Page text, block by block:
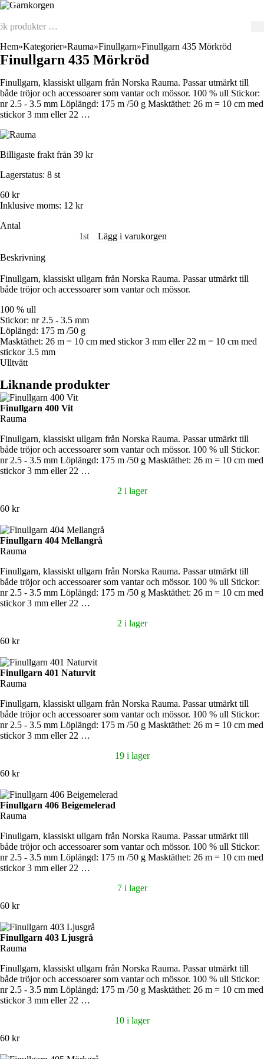
Hem Kategorier Rauma Finullgarn Finullgarn 435 Mörkröd
Finullgarn 435 Mörkröd
Finullgarn, klassiskt ullgarn från Norska Rauma. Passar utmärkt till
både tröjor och accessoarer som vantar och mössor. 100 % ull Stickor:
nr 2.5 - 3.5 mm Löplängd: 175 m /50 g Masktäthet: 26 m = 10 cm med
stickor 3 mm eller 22 …
Billigaste frakt från 39 kr
Lagerstatus: 8 st
60 kr
Inklusive moms: 12 kr
Antal
st
Lägg i varukorgen
Beskrivning
Finullgarn, klassiskt ullgarn från Norska Rauma. Passar utmärkt till
både tröjor och accessoarer som vantar och mössor.
100 % ull
Stickor: nr 2.5 - 3.5 mm
Löplängd: 175 m /50 g
Masktäthet: 26 m = 10 cm med stickor 3 mm eller 22 m = 10 cm med
stickor 3.5 mm
Ulltvätt
Liknande produkter
Finullgarn 400 Vit
Rauma
Finullgarn, klassiskt ullgarn från Norska Rauma. Passar utmärkt till
både tröjor och accessoarer som vantar och mössor. 100 % ull Stickor:
nr 2.5 - 3.5 mm Löplängd: 175 m /50 g Masktäthet: 26 m = 10 cm med
stickor 3 mm eller 22 …
2 i lager
60 kr
Finullgarn 404 Mellangrå
Rauma
Finullgarn, klassiskt ullgarn från Norska Rauma. Passar utmärkt till
både tröjor och accessoarer som vantar och mössor. 100 % ull Stickor:
nr 2.5 - 3.5 mm Löplängd: 175 m /50 g Masktäthet: 26 m = 10 cm med
stickor 3 mm eller 22 …
2 i lager
60 kr
Finullgarn 401 Naturvit
Rauma
Finullgarn, klassiskt ullgarn från Norska Rauma. Passar utmärkt till
både tröjor och accessoarer som vantar och mössor. 100 % ull Stickor:
nr 2.5 - 3.5 mm Löplängd: 175 m /50 g Masktäthet: 26 m = 10 cm med
stickor 3 mm eller 22 …
19 i lager
60 kr
Finullgarn 406 Beigemelerad
Rauma
Finullgarn, klassiskt ullgarn från Norska Rauma. Passar utmärkt till
både tröjor och accessoarer som vantar och mössor. 100 % ull Stickor:
nr 2.5 - 3.5 mm Löplängd: 175 m /50 g Masktäthet: 26 m = 10 cm med
stickor 3 mm eller 22 …
7 i lager
60 kr
Finullgarn 403 Ljusgrå
Rauma
Finullgarn, klassiskt ullgarn från Norska Rauma. Passar utmärkt till
både tröjor och accessoarer som vantar och mössor. 100 % ull Stickor:
nr 2.5 - 3.5 mm Löplängd: 175 m /50 g Masktäthet: 26 m = 10 cm med
stickor 3 mm eller 22 …
10 i lager
60 kr